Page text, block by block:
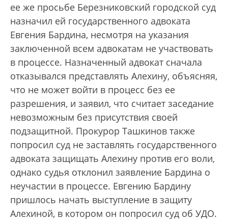
ее же просьбе Березниковский городской суд
назначил ей государственного адвоката
Евгения Бардина, несмотря на указания
заключенной всем адвокатам не участвовать
в процессе. Назначенный адвокат сначала
отказывался представлять Алехину, объясняя,
что не может войти в процесс без ее
разрешения, и заявил, что считает заседание
невозможным без присутствия своей
подзащитной. Прокурор Ташкинов также
попросил суд не заставлять государственного
адвоката защищать Алехину против его воли,
однако судья отклонил заявление Бардина о
неучастии в процессе. Евгению Бардину
пришлось начать выступление в защиту
Алехиной, в котором он попросил суд об УДО.